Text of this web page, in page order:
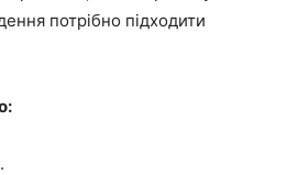
потрібно підходити